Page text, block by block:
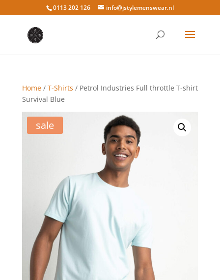
0113 202 126 info@jstylemenswear.nl
Home/ T-Shirts / Petrol Industries Full throttle T-shirt
Survival Blue
sale